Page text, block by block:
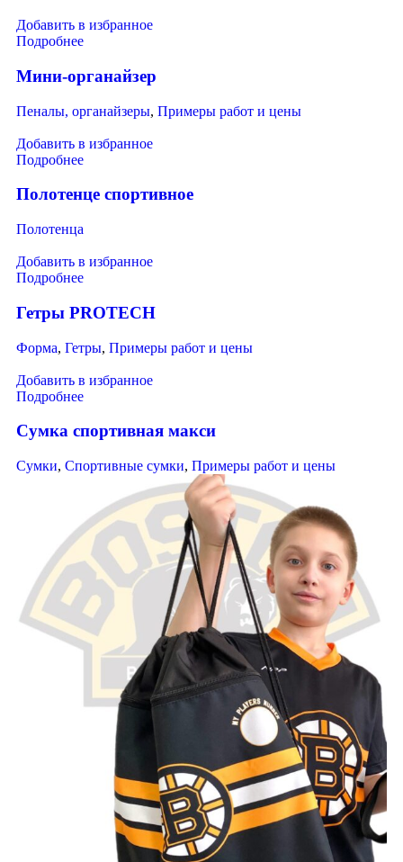
Добавить в избранное
Подробнее
Мини-органайзер
Пеналы, органайзеры, Примеры работ и цены
Добавить в избранное
Подробнее
Полотенце спортивное
Полотенца
Добавить в избранное
Подробнее
Гетры PROTECH
Форма, Гетры, Примеры работ и цены
Добавить в избранное
Подробнее
Сумка спортивная макси
Сумки, Спортивные сумки, Примеры работ и цены